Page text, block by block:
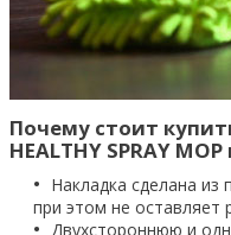
Почему стоит
HEALTHY SPRAY
Накладка сделана
при этом не оставляет
Двухстороннюю и